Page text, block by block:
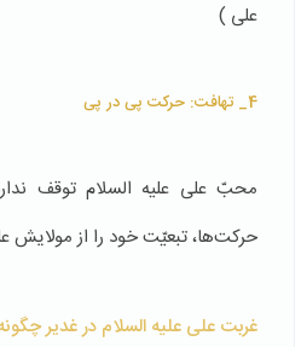
علی )
4_ تهافت: حرکت پی در پی
محبّ علی علیه السلام توقف
حرکت‌ها، تبعیّت خود را از مولایش
غربت علی علیه السلام در غدیر